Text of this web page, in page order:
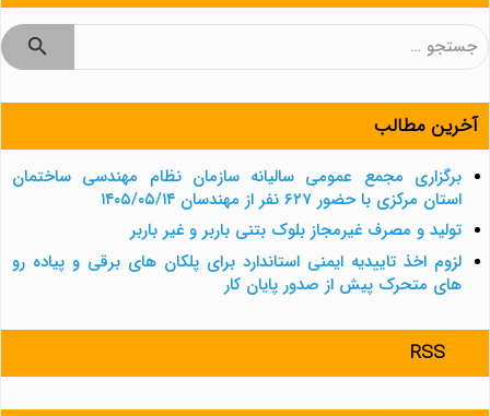
جستجو
آخرین مطالب
برگزاری مجمع عمومی سالیانه سازمان نظام مهندسی ساختمان
استان مرکزی با حضور ۶۲۷ نفر از مهندسان ۱۴۰۵/۰۵/۱۴
تولید و مصرف غیرمجاز بلوک بتنی باربر و غیر باربر
لزوم اخذ تاییدیه ایمنی استاندارد برای پلکان های برقی و پیاده رو
های متحرک پیش از صدور پایان کار
RSS